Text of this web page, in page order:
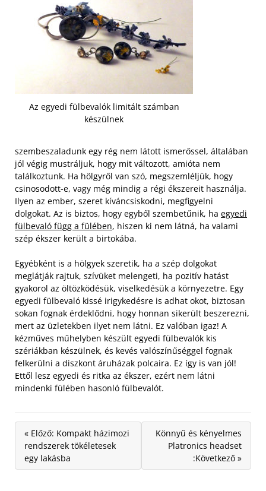
Az egyedi fülbevalók limitált számban
készülnek
szembeszaladunk egy rég nem látott ismerőssel, általában
jól végig mustráljuk, hogy mit változott, amióta nem
találkoztunk. Ha hölgyről van szó, megszemléljük, hogy
csinosodott-e, vagy még mindig a régi ékszereit használja.
Ilyen az ember, szeret kíváncsiskodni, megfigyelni
dolgokat. Az is biztos, hogy egyből szembetűnik, ha egyedi
fülbevaló függ a fülében, hiszen ki nem látná, ha valami
szép ékszer került a birtokába.
Egyébként is a hölgyek szeretik, ha a szép dolgokat
meglátják rajtuk, szívüket melengeti, ha pozitív hatást
gyakorol az öltözködésük, viselkedésük a környezetre. Egy
egyedi fülbevaló kissé irigykedésre is adhat okot, biztosan
sokan fognak érdeklődni, hogy honnan sikerült beszerezni,
mert az üzletekben ilyet nem látni. Ez valóban igaz! A
kézműves műhelyben készült egyedi fülbevalók kis
szériákban készülnek, és kevés valószínűséggel fognak
felkerülni a diszkont áruházak polcaira. Ez így is van jól!
Ettől lesz egyedi és ritka az ékszer, ezért nem látni
mindenki fülében hasonló fülbevalót.
« Előző: Kompakt házimozi
rendszerek tökéletesek
egy lakásba
Könnyű és kényelmes
Platronics headset
:Következő »